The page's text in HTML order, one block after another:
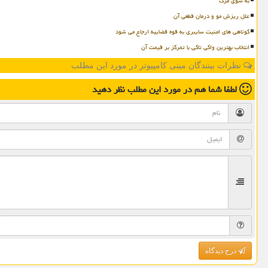
علل ریزش مو و درمان قطعی آن
کوتاهی های امنیت سایبری به قوه قضاییه ارجاع می شود
انتخاب بهترین واکی تاکی با تمرکز بر قیمت آن
نظرات بینندگان مینی کامپیوتر در مورد این مطلب
لطفا شما همدر مورد این مطلبنظر دهید
درج دیدگاه